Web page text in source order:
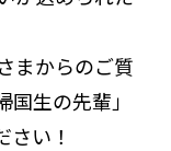
まからのご質
生の先輩」
い！